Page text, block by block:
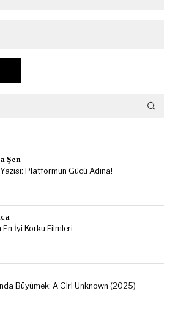
Şen
Platformun Gücü Adına!
En İyi Korku Filmleri
Büyümek: A Girl Unknown (2025)